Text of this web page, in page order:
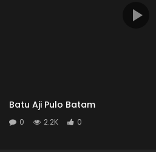
Batu Aji Pulo Batam
0 2.2K 0